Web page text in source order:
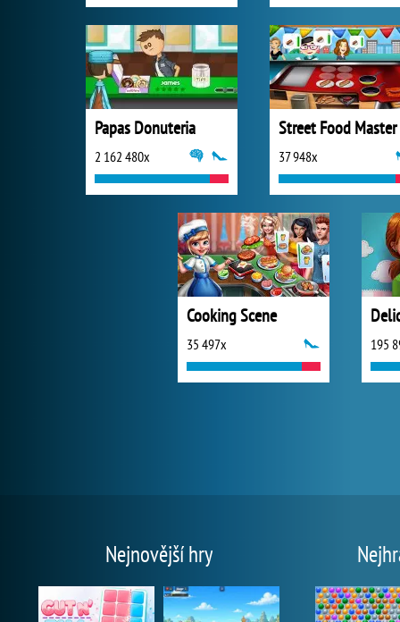
Papas Donuteria
2 162 480x 37 948x
Cooking Scene
35 497x 195
Nejnovější hry